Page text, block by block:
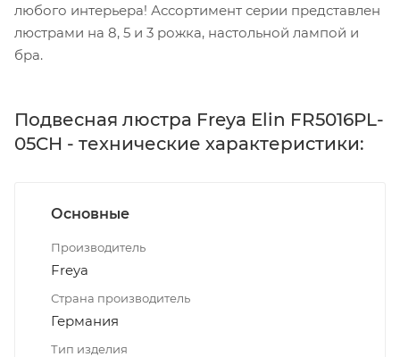
любого интерьера! Ассортимент серии представлен
люстрами на 8, 5 и 3 рожка, настольной лампой и
бра.
Подвесная люстра Freya Elin FR5016PL-
05CH - технические характеристики:
Основные
Производитель
Freya
Страна производитель
Германия
Тип изделия